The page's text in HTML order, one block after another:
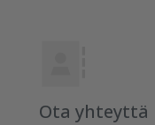
Ota yhteyttä